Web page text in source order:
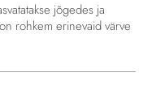
jõgedes ja
rohkem erinevaid värve